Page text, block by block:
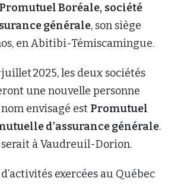
Promutuel Boréale, société
générale, son siège
en Abitibi-Témiscamingue.
2025, les deux sociétés
une nouvelle personne
envisagé est Promutuel
d’assurance générale.
serait à Vaudreuil-Dorion.
exercées au Québec